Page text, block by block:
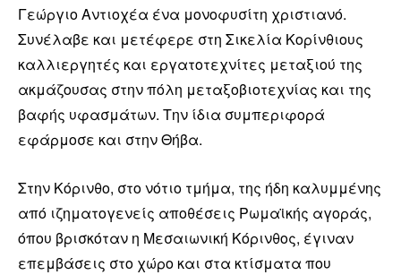
Γεώργιο Αντιοχέα ένα μονοφυσίτη χριστιανό.
Συνέλαβε και μετέφερε στη Σικελία Κορίνθιους
καλλιεργητές και εργατοτεχνίτες μεταξιού της
ακμάζουσας στην πόλη μεταξοβιοτεχνίας και της
βαφής υφασμάτων. Την ίδια συμπεριφορά
εφάρμοσε και στην Θήβα.
Στην Κόρινθο, στο νότιο τμήμα, της ήδη καλυμμένης
από ιζηματογενείς αποθέσεις Ρωμαϊκής αγοράς,
όπου βρισκόταν η Μεσαιωνική Κόρινθος, έγιναν
επεμβάσεις στο χώρο και στα κτίσματα που